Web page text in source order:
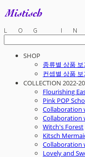
LOG IN
SHOP
종류별 상품 보
컨셉별 상품 보
COLLECTION 2022-
Flourishing
Pink POP
Collaboration
Collaboration
Witch's Forest
Kitsch
Collaboration
Lovely and